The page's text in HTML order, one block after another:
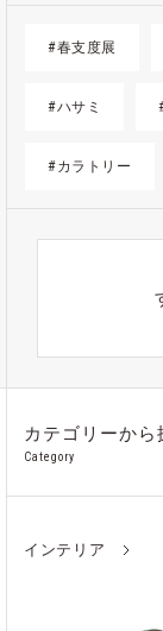
#春支度展
#ハサミ
#カラトリー
カテゴリーから
Category
インテリア